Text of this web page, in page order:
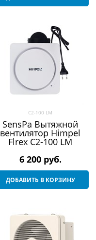
C2-100 LM
SensPa Вытяжной
вентилятор Himpel
Flrex C2-100 LM
6 200 руб.
ДОБАВИТЬ В КОРЗИНУ